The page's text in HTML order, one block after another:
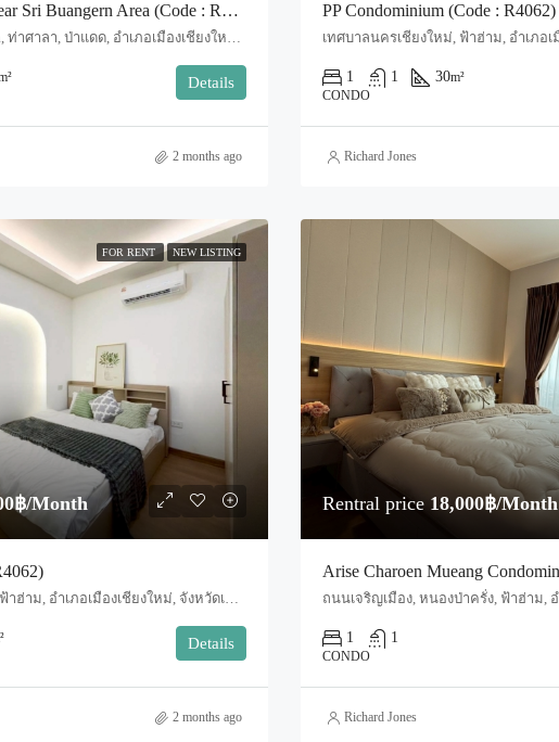
House For Rent | Near Sri Buangern Area (Code : R4078)
Entryway 2, Promenada, ท่าศาลา, ป่าแดด, อำเภอเมืองเชียงใหม่, จังหวัดเชียงใหม่, 50000, ประเทศไทย, Chiang Mai, Mueang Chiang Mai, Tha Sala
Details
2 months ago
PP Condominium (Code : R4062)
1 1 30m²
CONDO
Richard Jones
FOR RENT NEW LISTING
฿/Month
เทศบาลนครเชียงใหม่, ฟ้าฮ่าม, อำเภอเมืองเชียงใหม่, จังหวัดเชียงใหม่, 50000, ประเทศไทย, Chiang Mai, Mueang Chiang Mai, Tha Sala
Details
2 months ago
Rentral price 18,000฿/Month
1 1
CONDO
Richard Jones